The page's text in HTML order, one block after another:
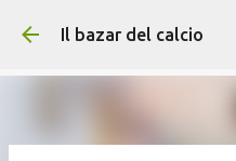
Passa ai
Il bazar del calcio